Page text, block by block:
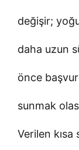
değişir;
daha uzun
önce
sunmak
Verilen